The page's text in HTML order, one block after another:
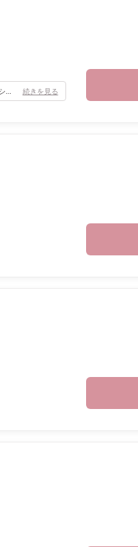
沈む夕陽を眺めながら食事を楽しめる絶好のロケーションです。 ヨーロッパのアンティーク家具に囲まれた空間で地元の食材を使った美味しいイタリアンを頂けました。 高砂席の壁はティファニーブルーで、移り変わる空の色を映してくれる磨りガラスの丸窓があり、頭上にはアンティークのTiffany&Co.のシャンデリアがあります。 続きを見る